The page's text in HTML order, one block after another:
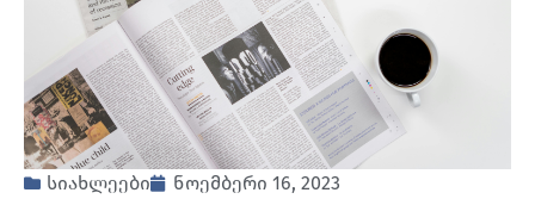
სიახლეები
ნოემბერი 16, 2023